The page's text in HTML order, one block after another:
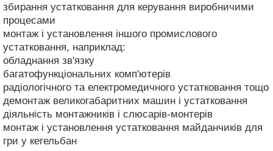
збирання устатковання для керування виробничими
процесами
монтаж і установлення іншого промислового
устатковання, наприклад:
обладнання зв'язку
багатофункціональних комп'ютерів
радіологічного та електромедичного устатковання тощо
демонтаж великогабаритних машин і устатковання
діяльність монтажників і слюсарів-монтерів
монтаж і установлення устатковання майданчиків для
гри у кегельбан